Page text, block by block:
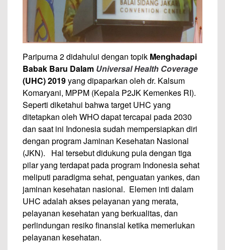
Paripurna 2 didahului dengan topik Menghadapi
Babak Baru Dalam Universal Health Coverage
(UHC) 2019yang dipaparkan oleh dr. Kalsum
Komaryani, MPPM (Kepala P2JK Kemenkes RI).
Seperti diketahui bahwa target UHC yang
ditetapkan oleh WHO dapat tercapai pada 2030
dan saat ini Indonesia sudah mempersiapkan diri
dengan program Jaminan Kesehatan Nasional
(JKN). Hal tersebut didukung pula dengan tiga
pilar yang terdapat pada program Indonesia sehat
meliputi paradigma sehat, penguatan yankes, dan
jaminan kesehatan nasional. Elemen inti dalam
UHC adalah akses pelayanan yang merata,
pelayanan kesehatan yang berkualitas, dan
perlindungan resiko finansial ketika memerlukan
pelayanan kesehatan.